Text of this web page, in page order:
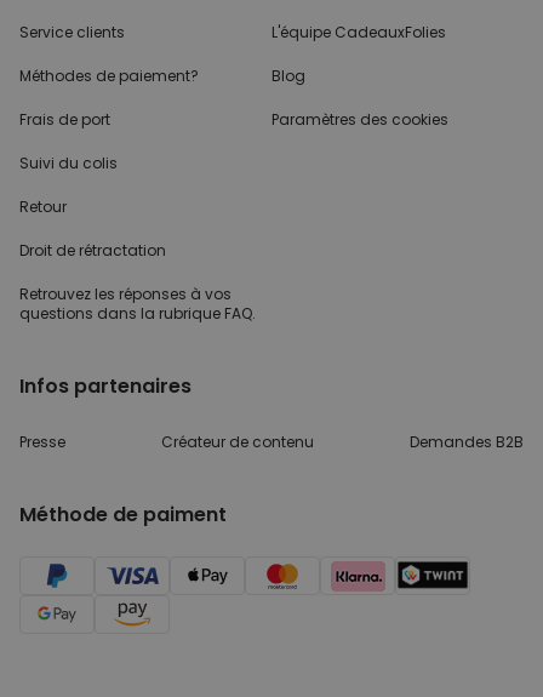
Service clients
Méthodes de paiement?
Frais de port
Suivi du colis
Retour
Droit de rétractation
Retrouvez les réponses à vos
questions dans la rubrique FAQ.
L'équipe CadeauxFolies
Blog
Paramètres des cookies
Infos partenaires
Presse Créateur de contenu Demandes B2B
Méthode de paiment